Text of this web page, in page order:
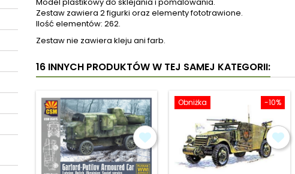
Zestaw zawiera 2 figurki oraz elementy fototrawione.
Ilość elementów: 262.
Zestaw nie zawiera kleju ani farb.
16 INNYCH PRODUKTÓW W TEJ SAMEJ KATEGORII:
-10%
Obniżka